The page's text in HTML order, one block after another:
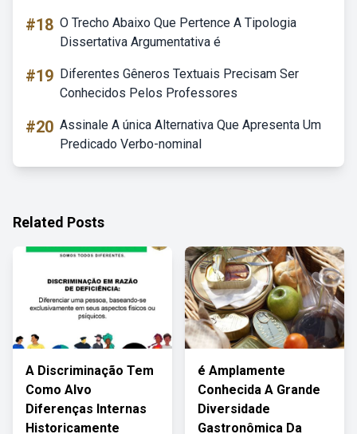
#18 O Trecho Abaixo Que Pertence A Tipologia
Dissertativa Argumentativa é
#19 Diferentes Gêneros Textuais Precisam Ser
Conhecidos Pelos Professores
#20 Assinale A única Alternativa Que Apresenta Um
Predicado Verbo-nominal
Related Posts
A Discriminação Tem
Como Alvo
Diferenças Internas
Historicamente
é Amplamente
Conhecida A Grande
Diversidade
Gastronômica Da